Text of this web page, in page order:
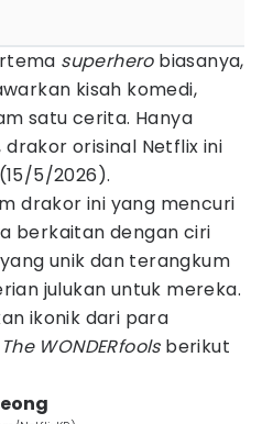
superhero biasanya,
kisah komedi,
satu cerita. Hanya
orisinal Netflix ini
5/2026).
drakor ini yang mencuri
berkaitan dengan ciri
unik dan terangkum
julukan untuk mereka.
ikonik dari para
The WONDERfools berikut